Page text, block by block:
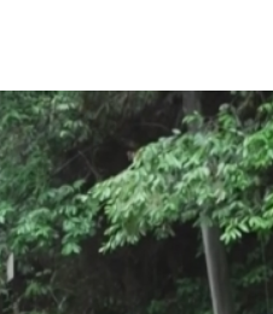
网球 综合体育 亚冬会